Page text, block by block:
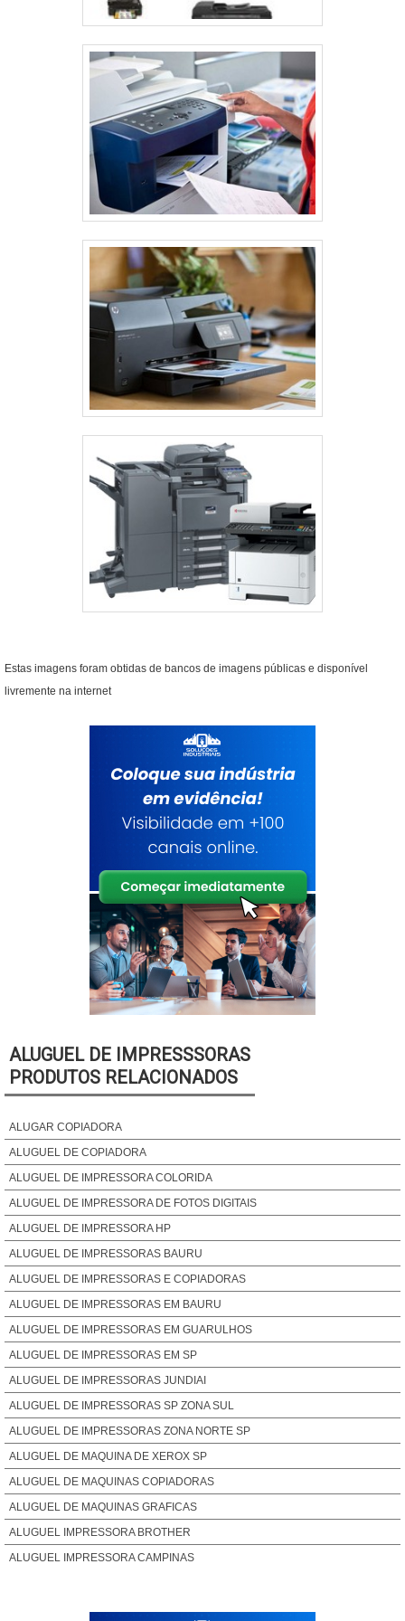
Estas imagens foram obtidas de bancos de imagens públicas e disponível
livremente na internet
ALUGUEL DE IMPRESSSORAS
PRODUTOS RELACIONADOS
ALUGAR COPIADORA
ALUGUEL DE COPIADORA
ALUGUEL DE IMPRESSORA COLORIDA
ALUGUEL DE IMPRESSORA DE FOTOS DIGITAIS
ALUGUEL DE IMPRESSORA HP
ALUGUEL DE IMPRESSORAS BAURU
ALUGUEL DE IMPRESSORAS E COPIADORAS
ALUGUEL DE IMPRESSORAS EM BAURU
ALUGUEL DE IMPRESSORAS EM GUARULHOS
ALUGUEL DE IMPRESSORAS EM SP
ALUGUEL DE IMPRESSORAS JUNDIAI
ALUGUEL DE IMPRESSORAS SP ZONA SUL
ALUGUEL DE IMPRESSORAS ZONA NORTE SP
ALUGUEL DE MAQUINA DE XEROX SP
ALUGUEL DE MAQUINAS COPIADORAS
ALUGUEL DE MAQUINAS GRAFICAS
ALUGUEL IMPRESSORA BROTHER
ALUGUEL IMPRESSORA CAMPINAS